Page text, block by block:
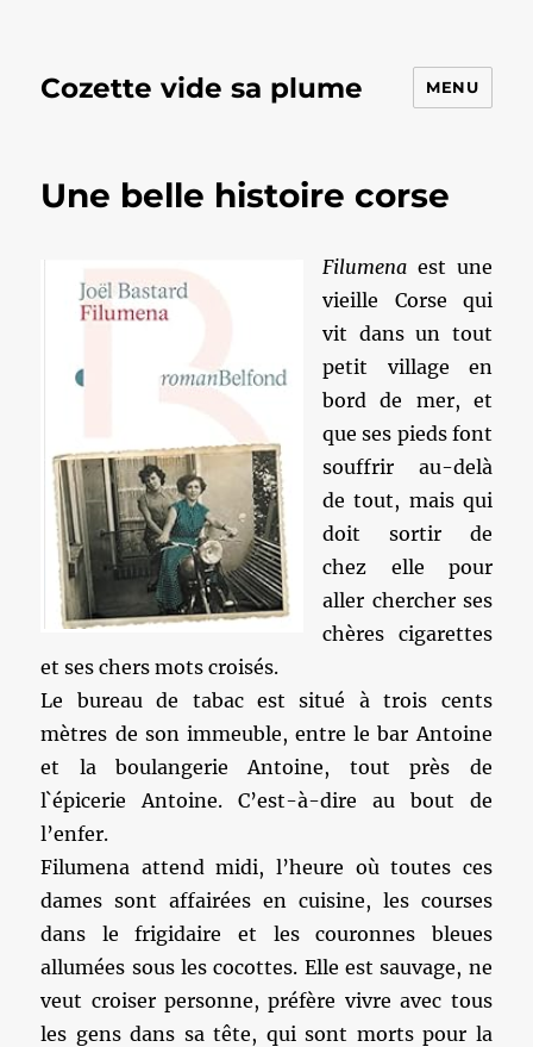
Cozette vide sa plume MENU
Une belle histoire corse
Filumena est une
vieille Corse qui
vit dans un tout
petit village en
bord de mer, et
que ses pieds font
souffrir au-delà
de tout, mais qui
doit sortir de
chez elle pour
aller chercher ses
chères cigarettes
et ses chers mots croisés.
Le bureau de tabac est situé à trois cents
mètres de son immeuble, entre le bar Antoine
et la boulangerie Antoine, tout près de
l`épicerie Antoine. C’est-à-dire au bout de
l’enfer.
Filumena attend midi, l’heure où toutes ces
dames sont affairées en cuisine, les courses
dans le frigidaire et les couronnes bleues
allumées sous les cocottes. Elle est sauvage, ne
veut croiser personne, préfère vivre avec tous
les gens dans sa tête, qui sont morts pour la